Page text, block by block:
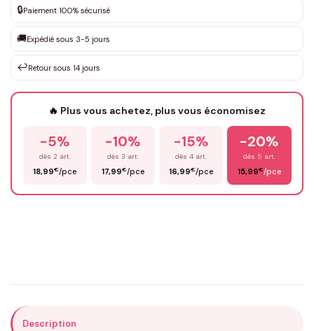
Que souhaitez-vous ?*
Votre texte / idée*
Prénom*
🔒Paiement 100% sécurisé
🚚Expédié sous 3-5 jours
↩️Retour sous 14 jours
🔥 Plus vous achetez, plus vous économisez
-5%
dès 2 art.
18,99€/pce
-10%
dès 3 art.
17,99€/pce
-15%
dès 4 art.
16,99€/pce
-20%
dès 5 art.
15,99€/pce
Description